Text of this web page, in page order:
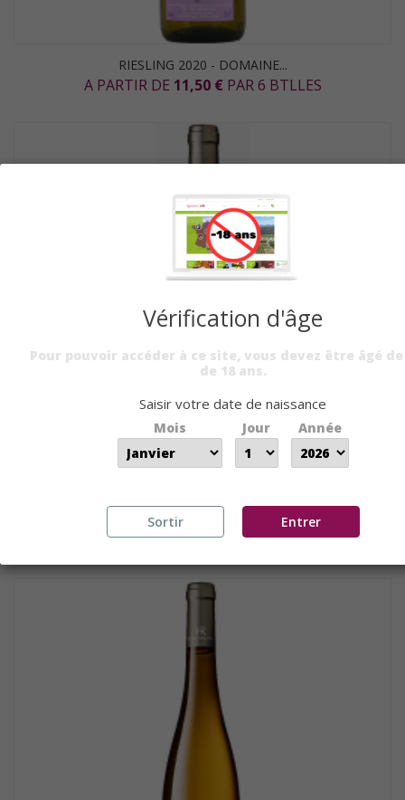
RIESLING 2020 - DOMAINE...
A PARTIR DE 11,50 € PAR 6 BTLLES
RIESLING 2020 - CUVÉE "LE...
A PARTIR DE14,20 €PAR 6 BTLLES
Vérification d'âge
Pour pouvoir accéder à ce site, vous devez être âgé
de 18 ans.
Saisir votre date de naissance
Mois Jour Année
Sortir Entrer